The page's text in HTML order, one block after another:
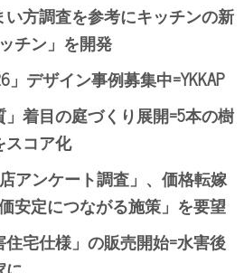
方調査を参考にキッチンの新
チン」を開発
」デザイン事例募集中=YKKAP
着目の庭づくり展開=5本の樹
スコア化
アンケート調査」、価格転嫁
安定につながる施策」を要望
宅仕様」の販売開始=水害後